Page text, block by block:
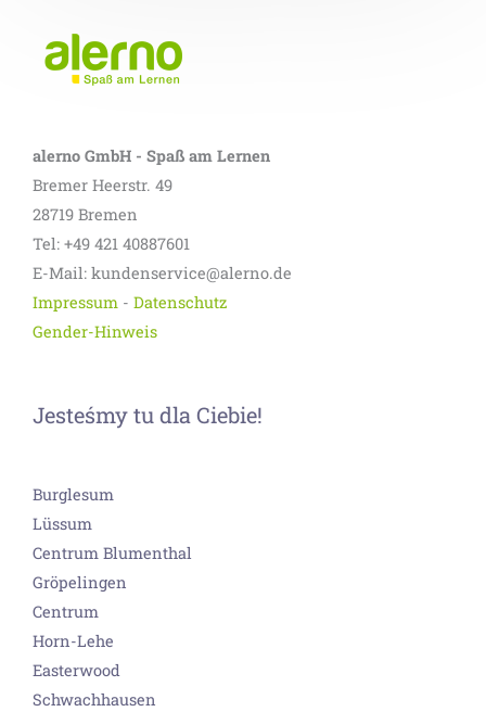
alerno GmbH - Spaß am Lernen
Bremer Heerstr. 49
28719 Bremen
Tel: +49 421 40887601
E-Mail: kundenservice@alerno.de
Impressum - Datenschutz
Gender-Hinweis
Jesteśmy tu dla Ciebie!
Burglesum
Lüssum
Centrum Blumenthal
Gröpelingen
Centrum
Horn-Lehe
Easterwood
Schwachhausen